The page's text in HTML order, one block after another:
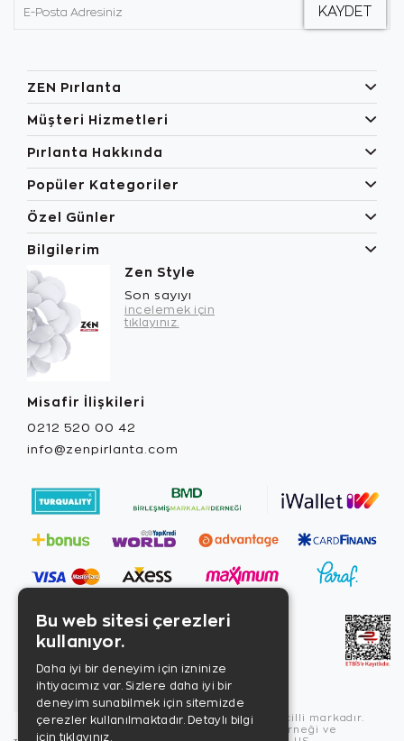
ZEN Pırlanta
Müşteri Hizmetleri
Pırlanta Hakkında
Popüler Kategoriler
Özel Günler
Bilgilerim
Zen Style
Son sayıyı
incelemek için
tıklayınız.
Misafir İlişkileri
0212 520 00 42
info@zenpirlanta.com
Copyright © 2026, Zen Diamond tescilli markadır.
Zen Diamond Birleşmiş Markalar Derneği ve
Bu web sitesi çerezleri
kullanıyor.
Daha iyi bir deneyim için izninize
ihtiyacımız var. Sizlere daha iyi bir
deneyim sunabilmek için sitemizde
çerezler kullanılmaktadır. Detaylı bilgi
için tıklayınız.